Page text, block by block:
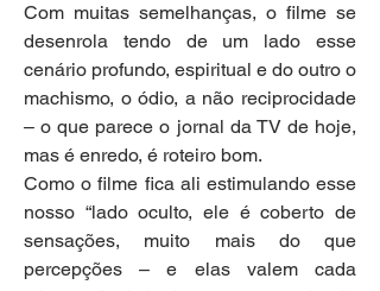
Com muitas semelhanças, o filme se
desenrola tendo de um lado esse
cenário profundo, espiritual e do outro o
machismo, o ódio, a não reciprocidade
– o que parece o jornal da TV de hoje,
mas é enredo, é roteiro bom.
Como o filme fica ali estimulando esse
nosso “lado oculto, ele é coberto de
sensações, muito mais do que
percepções – e elas valem cada